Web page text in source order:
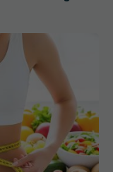
ce trebuie să